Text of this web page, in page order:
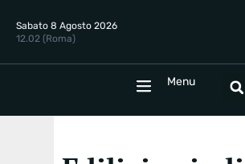
Sabato 8 Agosto 2026
12.02 (Roma)
Menu
Home